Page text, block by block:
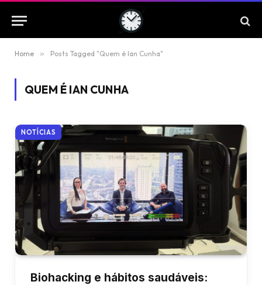
Home » Posts Tagged "Quem é Ian Cunha"
QUEM É IAN CUNHA
NOTÍCIAS
Biohacking e hábitos saudáveis: